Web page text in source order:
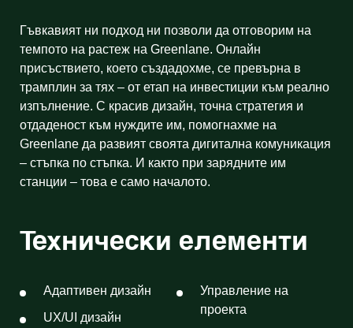
Гъвкавият ни подход ни позволи да отговорим на
темпото на растеж на Greenlane. Онлайн
присъствието, което създадохме, се превърна в
трамплин за тях – от етап на инвестиции към реално
изпълнение. С красив дизайн, точна стратегия и
отдаденост към нуждите им, помогнахме на
Greenlane да развият своята дигитална комуникация
– стъпка по стъпка. И както при зарядните им
станции – това е само началото.
Технически елементи
Адаптивен дизайн
UX/UI дизайн
Управление на
проекта